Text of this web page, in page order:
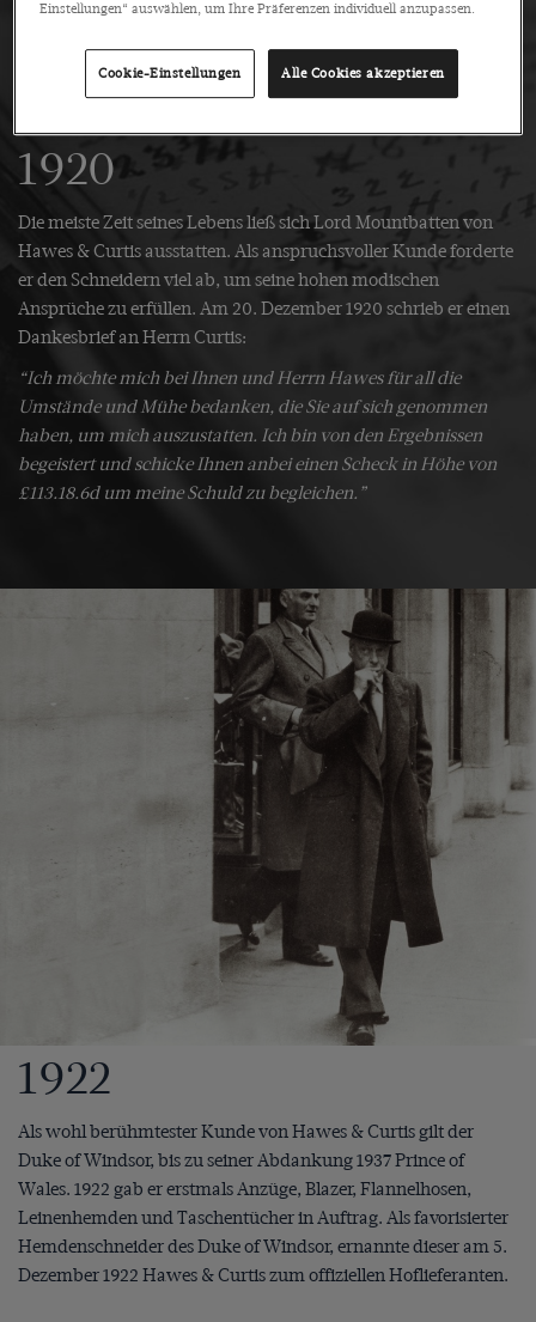
1920
Die meiste Zeit seines Lebens ließ sich Lord Mountbatten von
Hawes & Curtis ausstatten. Als anspruchsvoller Kunde forderte
er den Schneidern viel ab, um seine hohen modischen
Ansprüche zu erfüllen. Am 20. Dezember 1920 schrieb er einen
Dankesbrief an Herrn Curtis:
“Ich möchte mich bei Ihnen und Herrn Hawes für all die
Umstände und Mühe bedanken, die Sie auf sich genommen
haben, um mich auszustatten. Ich bin von den Ergebnissen
begeistert und schicke Ihnen anbei einen Scheck in Höhe von
£113.18.6d um meine Schuld zu begleichen.”
1922
Als wohl berühmtester Kunde von Hawes & Curtis gilt der
Duke of Windsor, bis zu seiner Abdankung 1937 Prince of
Wales. 1922 gab er erstmals Anzüge, Blazer, Flannelhosen,
Leinenhemden und Taschentücher in Auftrag. Als favorisierter
Hemdenschneider des Duke of Windsor, ernannte dieser am 5.
Dezember 1922 Hawes & Curtis zum offiziellen Hoflieferanten.
Einstellungen“ auswählen, um Ihre Präferenzen individuell anzupassen.
Cookie-Einstellungen Alle Cookies akzeptieren